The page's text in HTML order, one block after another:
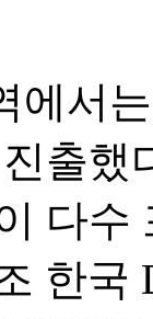
에서
출했
다수
한국